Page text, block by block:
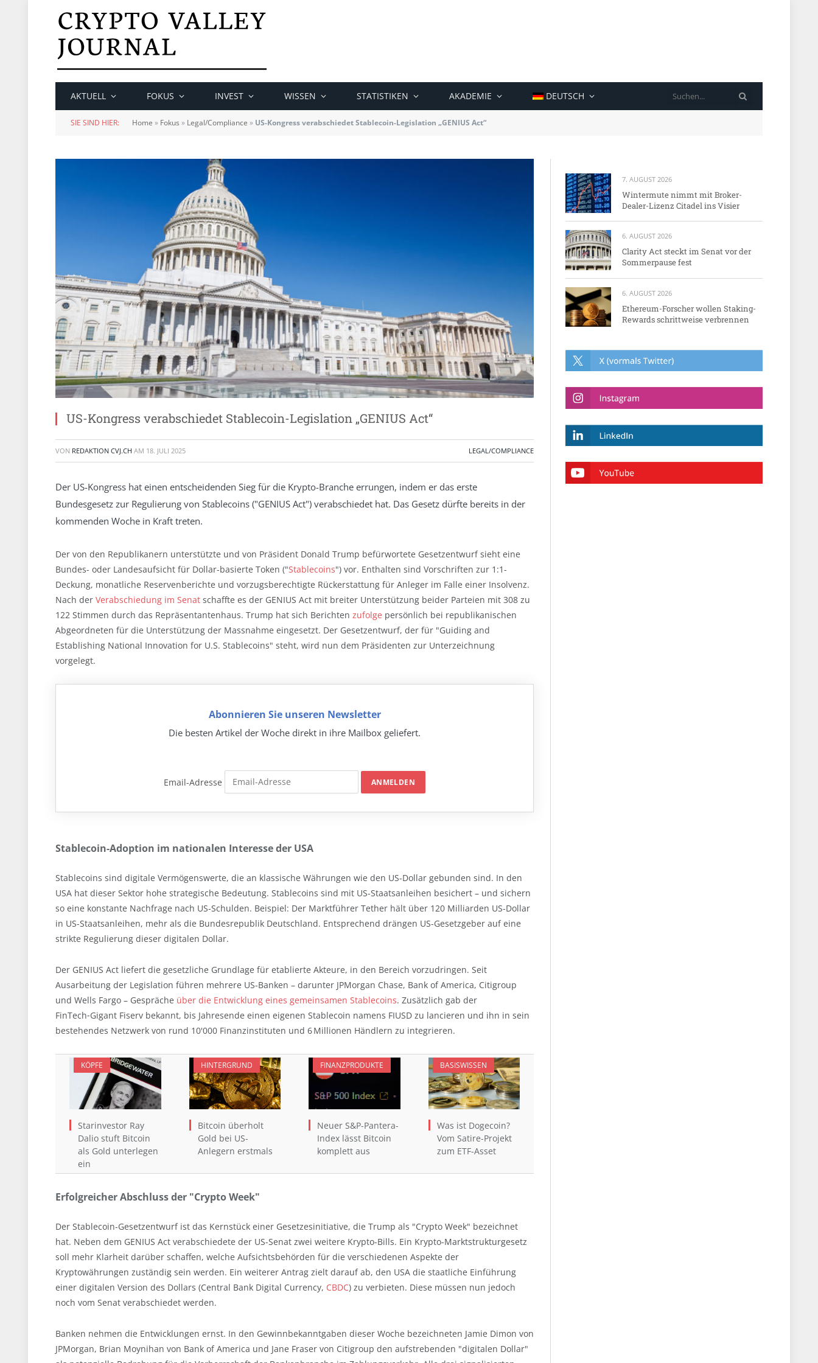
AKTUELL FOKUS INVEST WISSEN STATISTIKEN AKADEMIE DEUTSCH
SIE SIND HIER: Home » Fokus » Legal/Compliance » US-Kongress verabschiedet Stablecoin-Legislation „GENIUS Act“
US-Kongress verabschiedet Stablecoin-Legislation „GENIUS Act“
VON REDAKTION CVJ.CH AM 18. JULI 2025 LEGAL/COMPLIANCE
Der US-Kongress hat einen entscheidenden Sieg für die Krypto-Branche errungen, indem er das erste
Bundesgesetz zur Regulierung von Stablecoins ("GENIUS Act") verabschiedet hat. Das Gesetz dürfte bereits in der
kommenden Woche in Kraft treten.
Der von den Republikanern unterstützte und von Präsident Donald Trump befürwortete Gesetzentwurf sieht eine
Bundes- oder Landesaufsicht für Dollar-basierte Token ("Stablecoins") vor. Enthalten sind Vorschriften zur 1:1-
Deckung, monatliche Reservenberichte und vorzugsberechtigte Rückerstattung für Anleger im Falle einer Insolvenz.
Nach der Verabschiedung im Senat schaffte es der GENIUS Act mit breiter Unterstützung beider Parteien mit 308 zu
122 Stimmen durch das Repräsentantenhaus. Trump hat sich Berichten zufolge persönlich bei republikanischen
Abgeordneten für die Unterstützung der Massnahme eingesetzt. Der Gesetzentwurf, der für "Guiding and
Establishing National Innovation for U.S. Stablecoins" steht, wird nun dem Präsidenten zur Unterzeichnung
vorgelegt.
Abonnieren Sie unseren Newsletter
Die besten Artikel der Woche direkt in ihre Mailbox geliefert.
Email-Adresse
Stablecoin-Adoption im nationalen Interesse der USA
Stablecoins sind digitale Vermögenswerte, die an klassische Währungen wie den US-Dollar gebunden sind. In den
USA hat dieser Sektor hohe strategische Bedeutung. Stablecoins sind mit US-Staatsanleihen besichert – und sichern
so eine konstante Nachfrage nach US-Schulden. Beispiel: Der Marktführer Tether hält über 120 Milliarden US-Dollar
in US-Staatsanleihen, mehr als die Bundesrepublik Deutschland. Entsprechend drängen US-Gesetzgeber auf eine
strikte Regulierung dieser digitalen Dollar.
Der GENIUS Act liefert die gesetzliche Grundlage für etablierte Akteure, in den Bereich vorzudringen. Seit
Ausarbeitung der Legislation führen mehrere US-Banken – darunter JPMorgan Chase, Bank of America, Citigroup
und Wells Fargo – Gespräche über die Entwicklung eines gemeinsamen Stablecoins. Zusätzlich gab der
FinTech‑Gigant Fiserv bekannt, bis Jahresende einen eigenen Stablecoin namens FIUSD zu lancieren und ihn in sein
bestehendes Netzwerk von rund 10'000 Finanzinstituten und 6 Millionen Händlern zu integrieren.
KÖPFE
Starinvestor Ray
Dalio stuft Bitcoin
als Gold unterlegen
ein
HINTERGRUND
Bitcoin überholt
Gold bei US-
Anlegern erstmals
FINANZPRODUKTE
Neuer S&P-Pantera-
Index lässt Bitcoin
komplett aus
BASISWISSEN
Was ist Dogecoin?
Vom Satire-Projekt
zum ETF-Asset
Erfolgreicher Abschluss der "Crypto Week"
Der Stablecoin-Gesetzentwurf ist das Kernstück einer Gesetzesinitiative, die Trump als "Crypto Week" bezeichnet
hat. Neben dem GENIUS Act verabschiedete der US-Senat zwei weitere Krypto-Bills. Ein Krypto-Marktstrukturgesetz
soll mehr Klarheit darüber schaffen, welche Aufsichtsbehörden für die verschiedenen Aspekte der
Kryptowährungen zuständig sein werden. Ein weiterer Antrag zielt darauf ab, den USA die staatliche Einführung
einer digitalen Version des Dollars (Central Bank Digital Currency, CBDC) zu verbieten. Diese müssen nun jedoch
noch vom Senat verabschiedet werden.
Banken nehmen die Entwicklungen ernst. In den Gewinnbekanntgaben dieser Woche bezeichneten Jamie Dimon von
JPMorgan, Brian Moynihan von Bank of America und Jane Fraser von Citigroup den aufstrebenden "digitalen Dollar"
7. AUGUST 2026
Wintermute nimmt mit Broker-
Dealer-Lizenz Citadel ins Visier
6. AUGUST 2026
Clarity Act steckt im Senat vor der
Sommerpause fest
6. AUGUST 2026
Ethereum-Forscher wollen Staking-
Rewards schrittweise verbrennen